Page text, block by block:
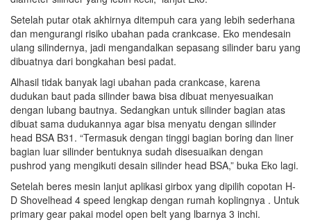
Setelah putar otak akhirnya ditempuh cara yang lebih sederhana
dan mengurangi risiko ubahan pada crankcase. Eko mendesain
ulang silindernya, jadi mengandalkan sepasang silinder baru yang
dibuatnya dari bongkahan besi padat.
Alhasil tidak banyak lagi ubahan pada crankcase, karena
dudukan baut pada silinder bawa bisa dibuat menyesuaikan
dengan lubang bautnya. Sedangkan untuk silinder bagian atas
dibuat sama dudukannya agar bisa menyatu dengan silinder
head BSA B31. “Termasuk dengan tinggi bagian boring dan liner
bagian luar silinder bentuknya sudah disesuaikan dengan
pushrod yang mengikuti desain silinder head BSA,” buka Eko lagi.
Setelah beres mesin lanjut aplikasi girbox yang dipilih copotan H-
D Shovelhead 4 speed lengkap dengan rumah koplingnya . Untuk
primary gear pakai model open belt yang lbarnya 3 inchi.